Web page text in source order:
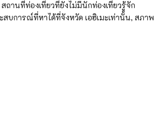
ถานที่ท่องเที่ยวที่ยังไม่มีนักท่องเที่ยวรู้จัก
การณ์ที่หาได้ที่จังหวัด เอฮิเมะเท่านั้น, สภาพ